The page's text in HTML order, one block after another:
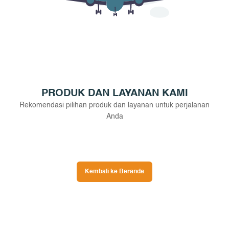
PRODUK DAN LAYANAN KAMI
Rekomendasi pilihan produk dan layanan untuk perjalanan
Anda
Kembali ke Beranda